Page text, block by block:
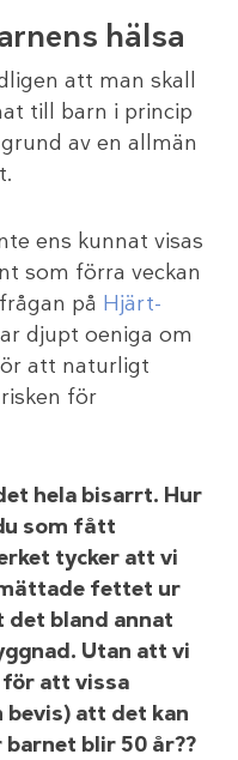
hälsa
att man skall
till barn i princip
av en allmän
ens kunnat visas
som förra veckan
på Hjärt-
djupt oeniga om
att naturligt
för
hela bisarrt. Hur
som fått
tycker att vi
fettet ur
det bland annat
Utan att vi
för att vissa
att det kan
blir 50 år??